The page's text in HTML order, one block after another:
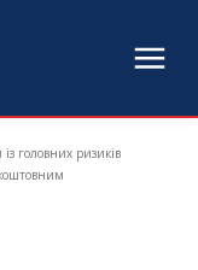
головних ризиків